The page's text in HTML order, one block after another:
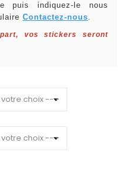
puis indiquez-le nous
Contactez-nous.
vos stickers seront